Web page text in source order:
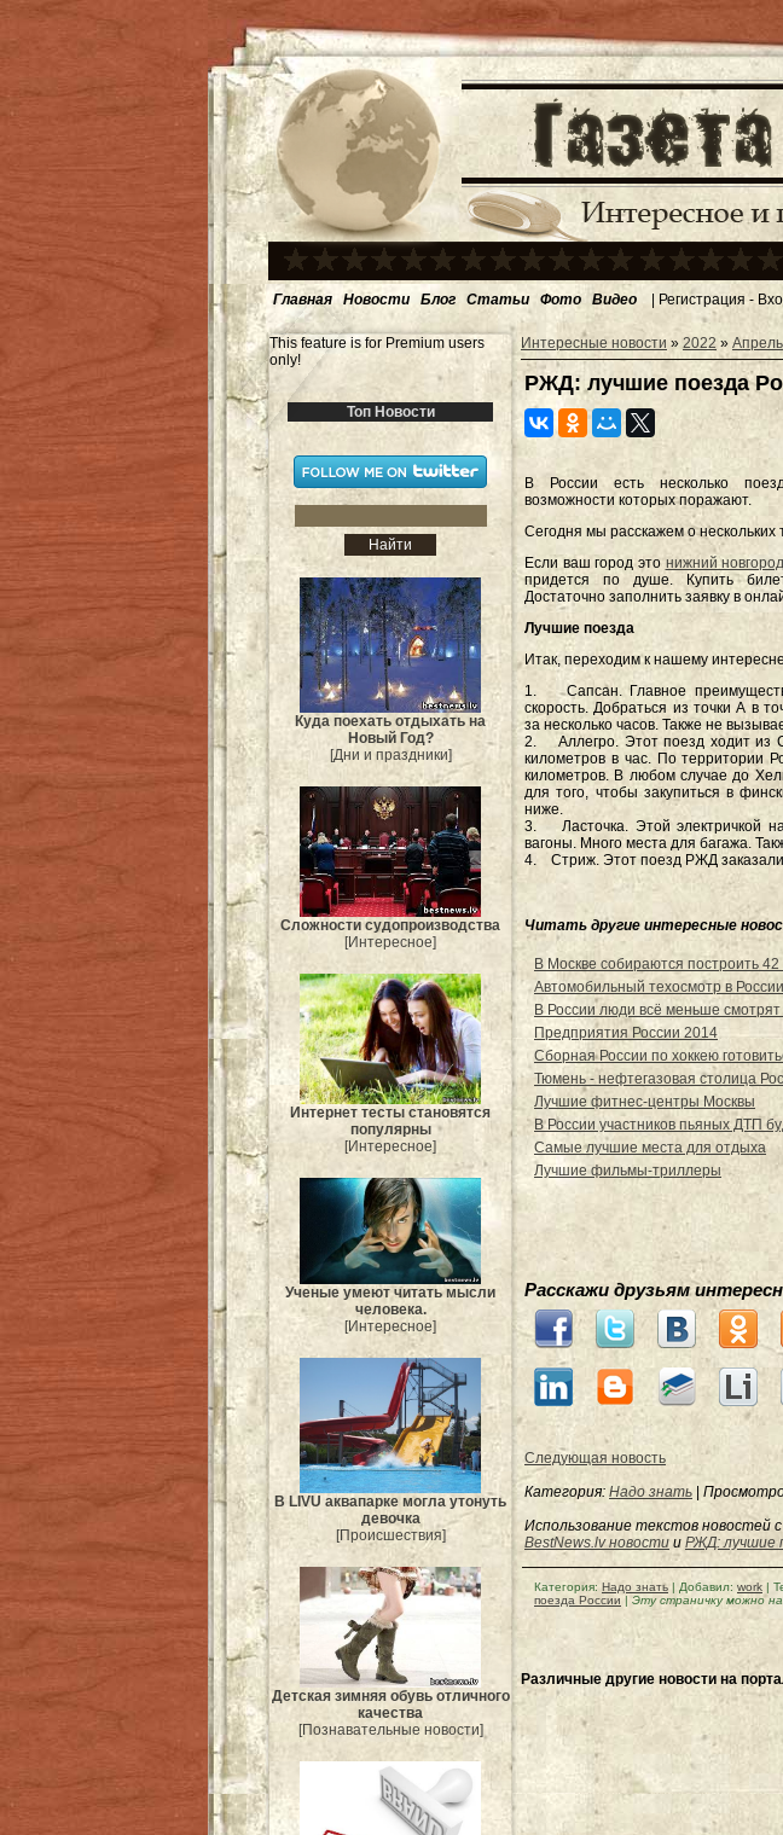
Главная Новости Блог Статьи Фото Видео | Регистрация -
This feature is for Premium users
only!
Топ Новости
Куда поехать отдыхать на
Новый Год?
[Дни и праздники]
Сложности судопроизводства
[Интересное]
Интернет тесты становятся
популярны
[Интересное]
Ученые умеют читать мысли
человека.
[Интересное]
В LIVU аквапарке могла утонуть
девочка
[Происшествия]
Детская зимняя обувь отличного
качества
[Познавательные новости]
Интересные новости » 2022 » Апрель
РЖД: лучшие поезда
В России есть несколько
возможности которых поражают.
Сегодня мы расскажем о нескольких
Если ваш город это нижний
придется по душе. Купить
Достаточно заполнить заявку в
Лучшие поезда
Итак, переходим к нашему
1. Сапсан. Главное
скорость. Добраться из точки А в
за несколько часов. Также не
2. Аллегро. Этот поезд ходит из
километров в час. По территории
километров. В любом случае до
для того, чтобы закупиться в
ниже.
3. Ласточка. Этой электричкой
вагоны. Много места для багажа.
4. Стриж. Этот поезд РЖД заказали
Читать другие интересные
В Москве собираются построить
Автомобильный техосмотр в России
В России люди всё меньше смотрят
Предприятия России 2014
Сборная России по хоккею
Тюмень - нефтегазовая столица
Лучшие фитнес-центры Москвы
В России участников пьяных ДТП
Самые лучшие места для отдыха
Лучшие фильмы-триллеры
Расскажи друзьям
Следующая новость
Категория: Надо знать
Использование текстов новостей
BestNews.lv новости и РЖД: лучшие
Категория: Надо знать | Добавил: work |
поезда России | Эту страничку можно
Различные другие новости на